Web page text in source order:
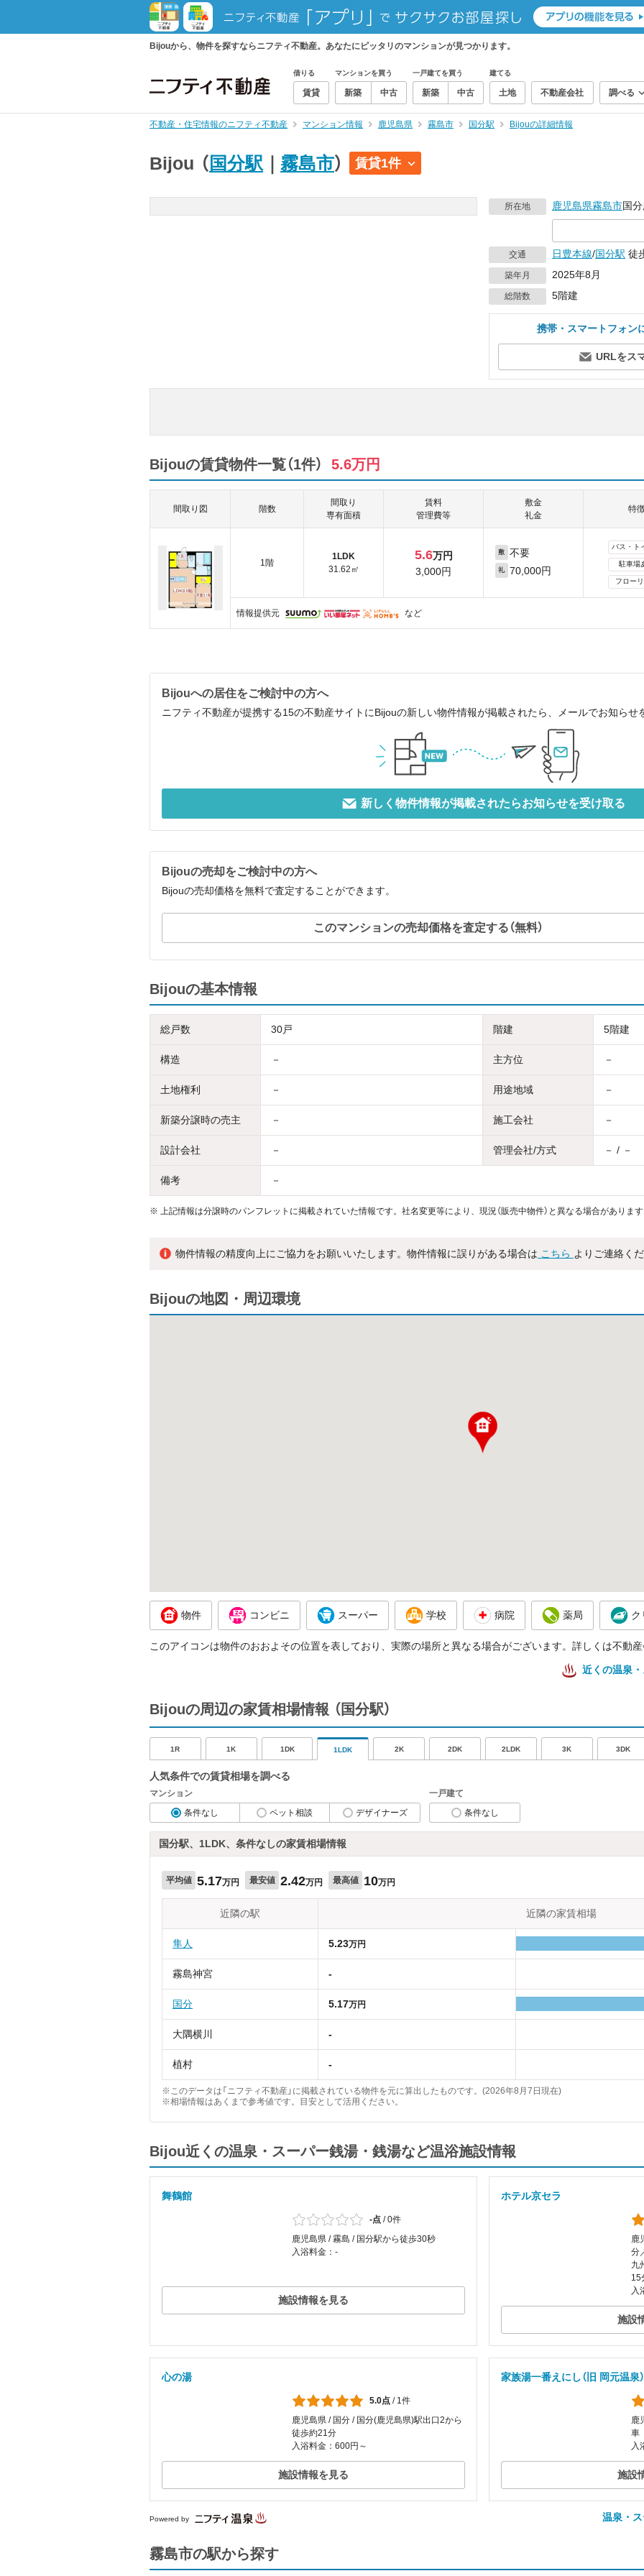
Bijouから、物件を探すならニフティ不動産。あなたにピッタリのマンションが見つかります。
借りる
賃貸
マンションを買う
新築 中古
一戸建てを買う
新築 中古
建てる
土地 不動産会社 調べる
不動産・住宅情報のニフティ不動産 マンション情報 鹿児島県 霧島市 国分駅 Bijouの詳細情報
Bijou （国分駅 霧島市） 賃貸1件
所在地 鹿児島県霧島市国
交通 日豊本線/国分駅 徒
築年月 2025年8月
総階数 5階建
携帯・スマートフォン
URLをス
Bijouの賃貸物件一覧（1件） 5.6万円
間取り図 階数
間取り
専有面積
賃料
管理費等
敷金
礼金
特
1階
1LDK
31.62㎡
5.6万円
3,000円
敷 不要
礼 70,000円
バス・ト
駐車場
フロー
情報提供元 など
Bijouへの居住をご検討中の方へ
ニフティ不動産が提携する15の不動産サイトにBijouの新しい物件情報が掲載されたら、メールでお知らせ
新しく物件情報が掲載されたらお知らせを受け取る
Bijouの売却をご検討中の方へ
Bijouの売却価格を無料で査定することができます。
このマンションの売却価格を査定する（無料）
Bijouの基本情報
総戸数 30戸 階建 5階建
構造 － 主方位 －
土地権利 － 用途地域 －
新築分譲時の売主 － 施工会社 －
設計会社 － 管理会社/方式 － / －
備考 －
※ 上記情報は分譲時のパンフレットに掲載されていた情報です。社名変更等により、現況（販売中物件）と異なる場合があります
物件情報の精度向上にご協力をお願いいたします。物件情報に誤りがある場合は こちら よりご連絡くだ
Bijouの地図・周辺環境
物件 コンビニ スーパー 学校 病院 薬局 ク
このアイコンは物件のおおよその位置を表しており、実際の場所と異なる場合がございます。詳しくは不動産
近くの温泉
Bijouの周辺の家賃相場情報 （国分駅）
1R 1K 1DK 1LDK 2K 2DK 2LDK 3K 3DK
人気条件での賃貸相場を調べる
マンション
条件なし
ペット相談 デザイナーズ
一戸建て
条件なし
国分駅、1LDK、条件なしの家賃相場情報
平均値 5.17万円 最安値 2.42万円 最高値 10万円
近隣の駅 近隣の家賃相場
隼人 5.23万円
霧島神宮 -
国分 5.17万円
大隅横川 -
植村 -
※このデータは「ニフティ不動産」に掲載されている物件を元に算出したものです。(2026年8月7日現在)
※相場情報はあくまで参考値です。目安として活用ください。
Bijou近くの温泉・スーパー銭湯・銭湯など温浴施設情報
舞鶴館
-点 /0件
鹿児島県 / 霧島 / 国分駅から徒歩30秒
入浴料金：-
施設情報を見る
ホテル京セラ
鹿
分
九
15
入
施設
心の湯
5.0点 / 1件
鹿児島県 / 国分 / 国分(鹿児島県)駅出口2から
徒歩約21分
入浴料金：600円～
施設情報を見る
家族湯一番えにし（旧 岡元温泉）
鹿
車
入
施設
Powered by 温泉・
霧島市の駅から探す